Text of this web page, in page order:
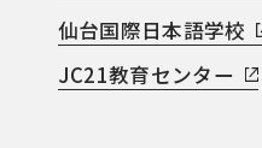
仙台国際日本語学校
JC21教育センター